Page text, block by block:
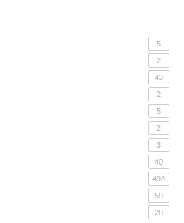
5
2
43
2
5
2
3
40
493
59
28